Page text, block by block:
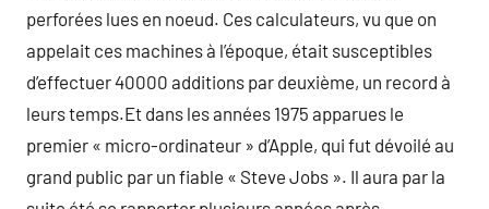
perforées lues en noeud. Ces calculateurs, vu que on
appelait ces machines à l’époque, était susceptibles
d’effectuer 40000 additions par deuxième, un record à
leurs temps.Et dans les années 1975 apparues le
premier « micro-ordinateur » d’Apple, qui fut dévoilé au
grand public par un fiable « Steve Jobs ». Il aura par la